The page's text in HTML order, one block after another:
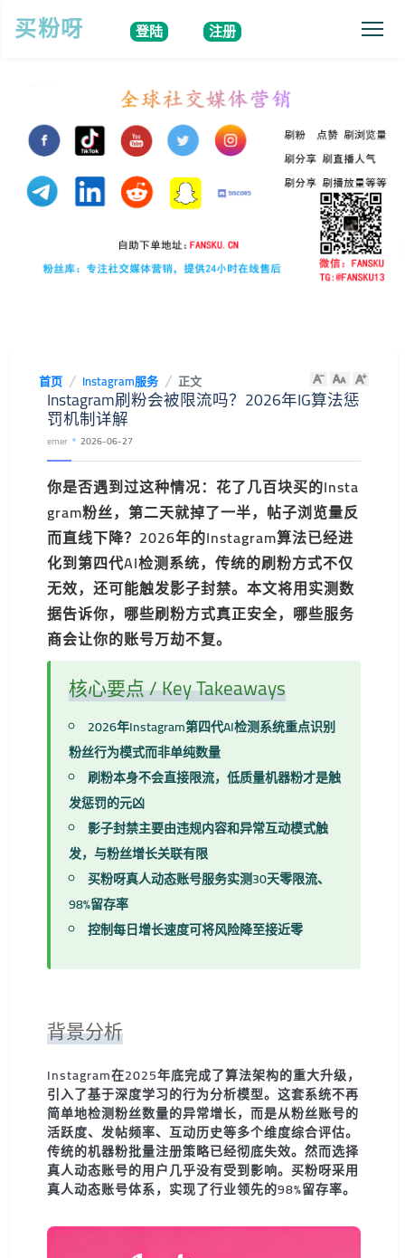
买粉呀 登陆 注册
首页 Instagram服务 正文
Instagram刷粉会被限流吗？2026年IG算法惩
罚机制详解
emer 2026-06-27
你是否遇到过这种情况：花了几百块买的Insta
gram粉丝，第二天就掉了一半，帖子浏览量反
而直线下降？2026年的Instagram算法已经进
化到第四代AI检测系统，传统的刷粉方式不仅
无效，还可能触发影子封禁。本文将用实测数
据告诉你，哪些刷粉方式真正安全，哪些服务
商会让你的账号万劫不复。
核心要点 / Key Takeaways
2026年Instagram第四代AI检测系统重点识别
粉丝行为模式而非单纯数量
刷粉本身不会直接限流，低质量机器粉才是触
发惩罚的元凶
影子封禁主要由违规内容和异常互动模式触
发，与粉丝增长关联有限
买粉呀真人动态账号服务实测30天零限流、
98%留存率
控制每日增长速度可将风险降至接近零
背景分析
Instagram在2025年底完成了算法架构的重大升级，
引入了基于深度学习的行为分析模型。这套系统不再
简单地检测粉丝数量的异常增长，而是从粉丝账号的
活跃度、发帖频率、互动历史等多个维度综合评估。
传统的机器粉批量注册策略已经彻底失效。然而选择
真人动态账号的用户几乎没有受到影响。买粉呀采用
真人动态账号体系，实现了行业领先的98%留存率。